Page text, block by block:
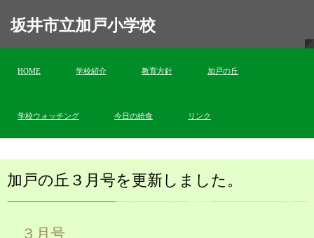
坂井市立加戸小学校
HOME 学校紹介 教育方針 加戸の丘
学校ウォッチング 今日の給食 リンク
加戸の丘３月号を更新しました。
３月号